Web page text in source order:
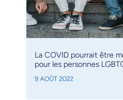
La COVID pourrait être
pour les personnes
9 AOÛT 2022